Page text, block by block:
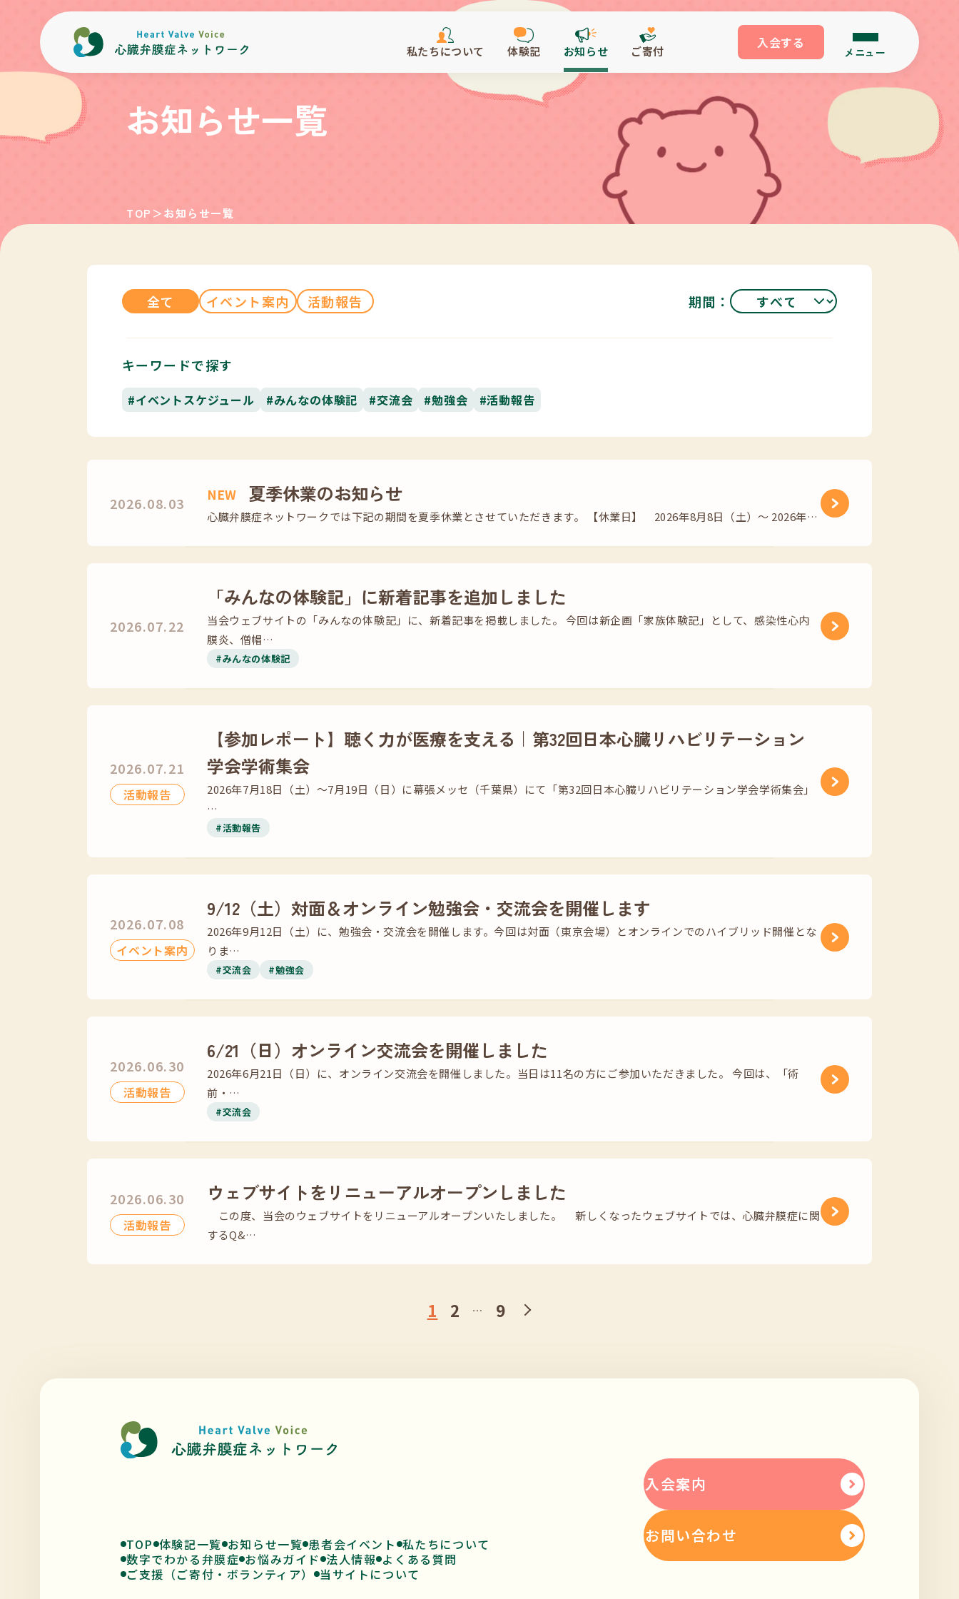
内容をスキップ
私たちについて 体験記 お知らせ ご寄付 入会する
メニュー
お知らせ一覧
TOP ＞お知らせ一覧
全て イベント案内 活動報告 期間：
キーワードで探す
#イベントスケジュール #みんなの体験記 #交流会 #勉強会 #活動報告
2026.08.03 NEW 夏季休業のお知らせ
心臓弁膜症ネットワークでは下記の期間を夏季休業とさせていただきます。 【休業日】 2026年8月8日（土）～ 2026年…
2026.07.22
「みんなの体験記」に新着記事を追加しました
当会ウェブサイトの「みんなの体験記」に、新着記事を掲載しました。 今回は新企画「家族体験記」として、感染性心内
膜炎、僧帽…
#みんなの体験記
2026.07.21
活動報告
【参加レポート】聴く力が医療を支える｜第32回日本心臓リハビリテーション
学会学術集会
2026年7月18日（土）～7月19日（日）に幕張メッセ（千葉県）にて「第32回日本心臓リハビリテーション学会学術集会」
…
#活動報告
2026.07.08
イベント案内
9/12（土）対面＆オンライン勉強会・交流会を開催します
2026年9月12日（土）に、勉強会・交流会を開催します。今回は対面（東京会場）とオンラインでのハイブリッド開催とな
りま…
#交流会 #勉強会
2026.06.30
活動報告
6/21（日）オンライン交流会を開催しました
2026年6月21日（日）に、オンライン交流会を開催しました。当日は11名の方にご参加いただきました。 今回は、「術
前・…
#交流会
2026.06.30
活動報告
ウェブサイトをリニューアルオープンしました
この度、当会のウェブサイトをリニューアルオープンいたしました。 新しくなったウェブサイトでは、心臓弁膜症に関
するQ&…
1 2 … 9
TOP 体験記一覧 お知らせ一覧 患者会イベント 私たちについて
数字でわかる弁膜症 お悩みガイド 法人情報 よくある質問
ご支援（ご寄付・ボランティア）
当サイトについて
入会案内
お問い合わせ